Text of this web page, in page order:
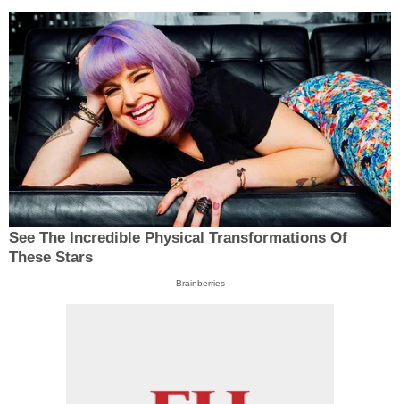
See The Incredible Physical Transformations Of
These Stars
Brainberries